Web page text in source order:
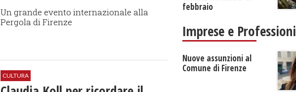
Un grande evento internazionale alla
Pergola di Firenze
CULTURA
febbraio
Imprese e Professioni
Nuove assunzioni al
Comune di Firenze